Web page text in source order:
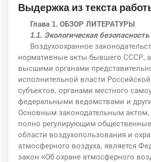
Выдержка из текста
Глава 1. ОБЗОР ЛИТЕРАТУРЫ
1.1. Экологическая
Воздухоохранное
нормативные акты бывшего СССР,
высшими органами
исполнительной власти
субъектов, органами местного
федеральными ведомствами и
Основным законодательным актом,
полно регулирующим
области воздухопользования и
атмосферного воздуха, является
закон «Об охране атмосферного